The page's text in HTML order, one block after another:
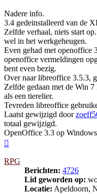
Nadere info.
3.4 gedeinstalleerd van de
Zelfde verhaal, niets start
wel in het werkgeheugen.
Even gehad met openoffice
openoffice vermeldingen
bent even bezig.
Over naar libreoffice 3.5.3,
Zelfde gedaan met de Win
als een tierelier.
Tevreden libreoffice
Laatst gewijzigd door
totaal gewijzigd.
OpenOffice 3.3 op
RPG
Berichten: 4726
Lid geworden op:
Locatie: Apeldoorn,